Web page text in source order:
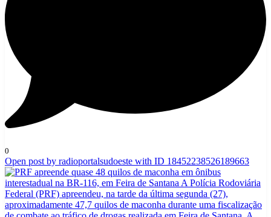
0
Open post by radioportalsudoeste with ID 18452238526189663